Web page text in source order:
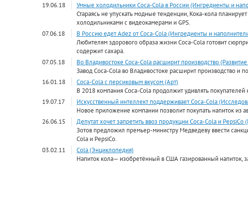
19.06.18
Умные холодильники Coca-Cola в России (Ингредиенты и
Стараясь не упускать модные тенденции, Кока-кола
холодильниками с видеокамерами и GPS.
07.06.18
В Россию едет Adez от Coca-Cola (Ингредиенты и
Любителям здорового образа жизни Coca-Cola готовит
содержит сахара.
07.05.18
Во Владивостоке Coca-Cola расширит производство
Завод Coca-Cola во Владивостоке расширит производство и
16.01.18
Coca-Cola с персиковым вкусом (Арт)
В 2018 компания Coca-Cola продолжит удивлять
19.07.17
Искусственный интеллект поддерживает Coca-Cola
Новое приложение компании позволит покупать напиток из
26.06.15
Депутат хочет запретить ввоз продукции Coca-Cola и PepsiCo
Зотов предложил премьер-министру Медведеву ввести
Cola и PepsiCo.
03.02.11
Cola (Энциклопедия)
Напиток кола— изобретённый в США газированный напиток,